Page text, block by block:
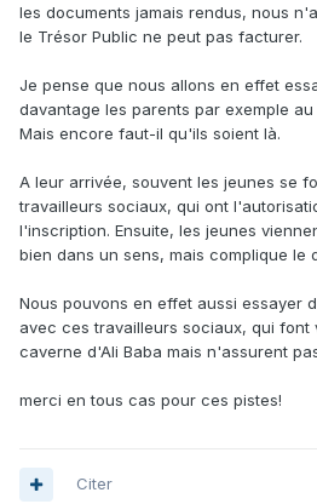
les documents jamais rendus, nous
le Trésor Public ne peut pas facturer.
Je pense que nous allons en effet
davantage les parents par exemple
Mais encore faut-il qu'ils soient là.
A leur arrivée, souvent les jeunes se
travailleurs sociaux, qui ont
l'inscription. Ensuite, les jeunes
bien dans un sens, mais complique le
Nous pouvons en effet aussi essayer
avec ces travailleurs sociaux, qui font
caverne d'Ali Baba mais n'assurent
merci en tous cas pour ces pistes!
Citer